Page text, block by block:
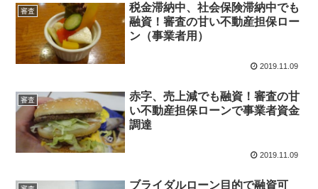
審査
税金滞納中、社会保険滞納中でも
融資！審査の甘い不動産担保ロー
ン（事業者用）
2019.11.09
審査
赤字、売上減でも融資！審査の甘
い不動産担保ローンで事業者資金
調達
2019.11.09
ブライダルローン目的で融資可